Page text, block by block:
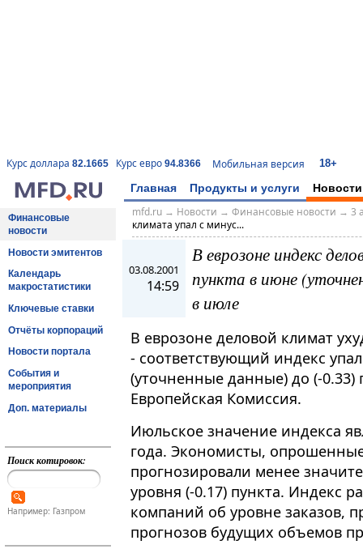
Курс доллара 82.1665 Курс евро 94.8366 Мобильная версия 18+
Главная Продукты и услуги Новости
Финансовые
новости
Новости эмитентов
Календарь
макростатистики
Ключевые ставки
Отчёты корпораций
Новости портала
События и
мероприятия
Доп. материалы
Поиск котировок:
Например: Газпром
mfd.ru→ Новости → Финансовые новости → 3
климата упал с минус...
03.08.2001
14:59
В еврозоне индекс
пункта в июне
в июле
В еврозоне деловой климат
- соответствующий индекс
(уточненные данные) до (-
Европейская Комиссия.
Июльское значение индекса
года. Экономисты,
прогнозировали менее
уровня (-0.17) пункта. Индекс
компаний об уровне заказов,
прогнозов будущих объемов